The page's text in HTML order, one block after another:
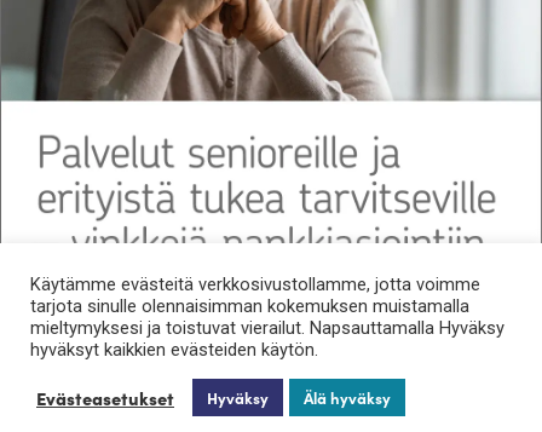
Käytämme evästeitä verkkosivustollamme, jotta voimme
tarjota sinulle olennaisimman kokemuksen muistamalla
mieltymyksesi ja toistuvat vierailut. Napsauttamalla Hyväksy
hyväksyt kaikkien evästeiden käytön.
Evästeasetukset Hyväksy Älä hyväksy